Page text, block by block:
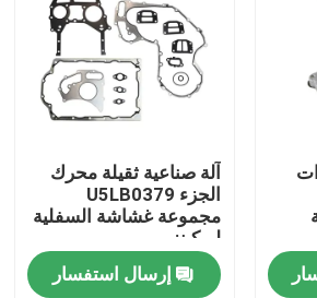
آلة صناعية ثقيلة محرك
الجزء U5LB0379
مجموعة غشاشة السفلية
لبركينز
إرسال استفسار